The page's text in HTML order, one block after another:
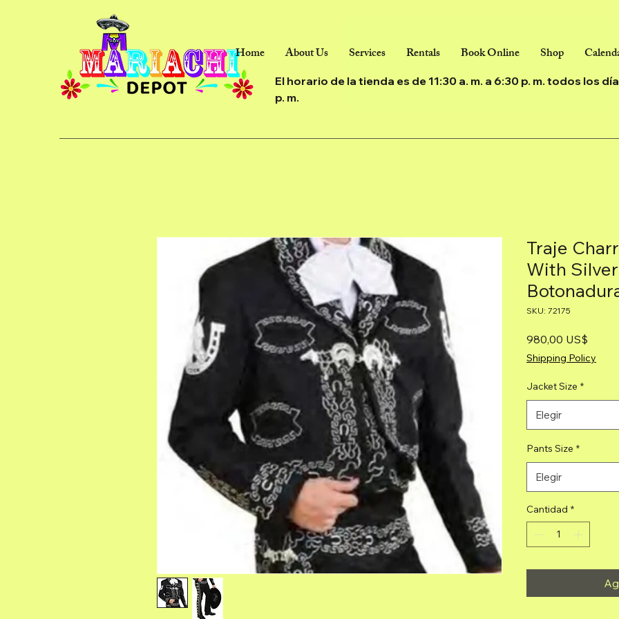
Home About Us Services Rentals Book Online Shop
El horario de la tienda es de 11:30 a. m. a 6:30 p. m. todos los
p. m.
Traje
With
SKU: 72175
980,00 US$
Shipping Policy
Jacket Size *
Elegir
Pants Size *
Elegir
Cantidad *